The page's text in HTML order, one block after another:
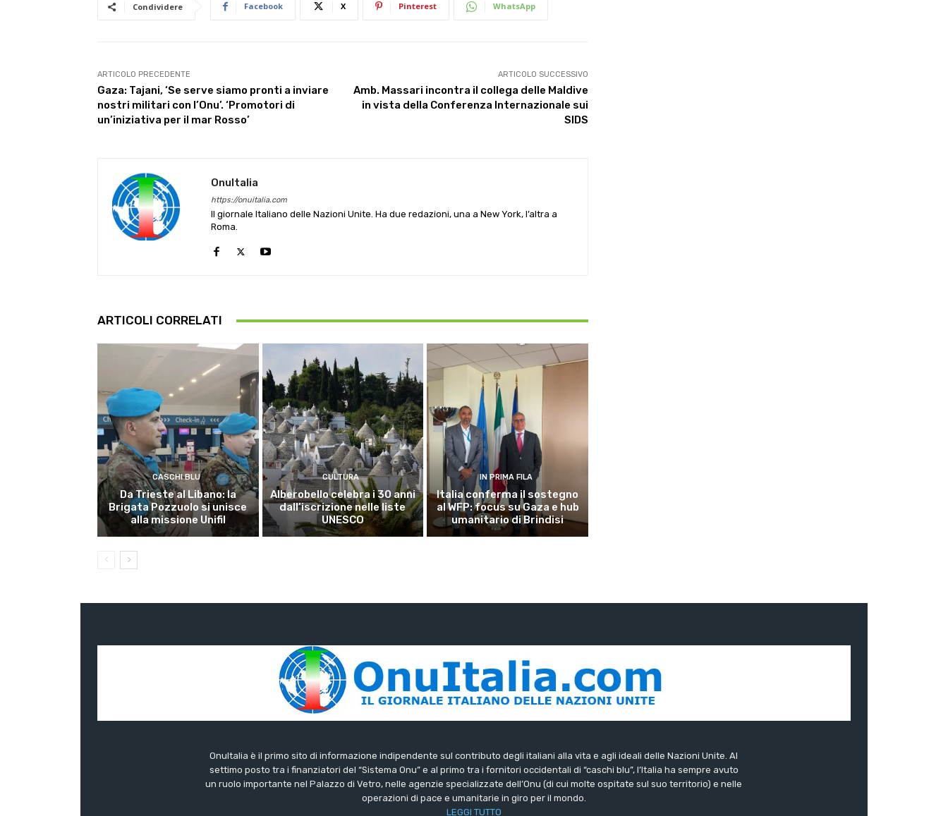
Condividere Facebook X Pinterest WhatsApp
ARTICOLO PRECEDENTE
Gaza: Tajani, ‘Se serve siamo pronti a inviare
nostri militari con l’Onu’. ‘Promotori di
un’iniziativa per il mar Rosso’
ARTICOLO SUCCESSIVO
Amb. Massari incontra il collega delle Maldive
in vista della Conferenza Internazionale sui
SIDS
OnuItalia
https://onuitalia.com
Il giornale Italiano delle Nazioni Unite. Ha due redazioni, una a New York, l’altra a
Roma.
ARTICOLI CORRELATI
CASCHI BLU
Da Trieste al Libano: la
Brigata Pozzuolo si unisce
alla missione Unifil
CULTURA
Alberobello celebra i 30 anni
dall’iscrizione nelle liste
UNESCO
IN PRIMA FILA
Italia conferma il sostegno
al WFP: focus su Gaza e hub
umanitario di Brindisi
OnuItalia è il primo sito di informazione indipendente sul contributo degli italiani alla vita e agli ideali delle Nazioni Unite. Al
settimo posto tra i finanziatori del “Sistema Onu” e al primo tra i fornitori occidentali di “caschi blu”, l’Italia ha sempre avuto
un ruolo importante nel Palazzo di Vetro, nelle agenzie specializzate dell’Onu (di cui molte ospitate sul suo territorio) e nelle
operazioni di pace e umanitarie in giro per il mondo.
LEGGI TUTTO